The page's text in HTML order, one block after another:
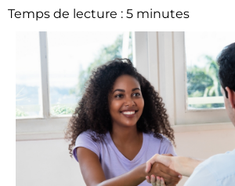
Temps de lecture : 5 minutes